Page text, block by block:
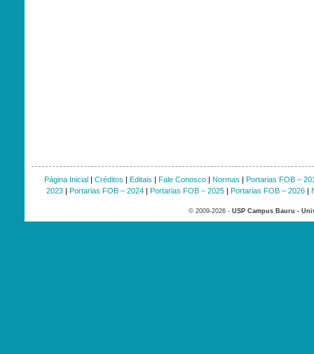
Página Inicial| Créditos | Editais | Fale Conosco| Normas | Portarias FOB –
2023| Portarias FOB – 2024| Portarias FOB – 2025| Portarias FOB – 2026|
© 2009-2026 - USP Campus Bauru -